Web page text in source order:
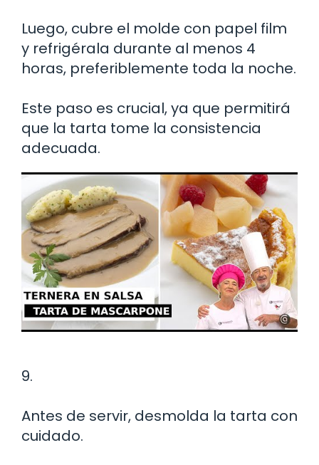
Luego, cubre el molde con papel film
y refrigérala durante al menos 4
horas, preferiblemente toda la noche.
Este paso es crucial, ya que permitirá
que la tarta tome la consistencia
adecuada.
9.
Antes de servir, desmolda la tarta con
cuidado.